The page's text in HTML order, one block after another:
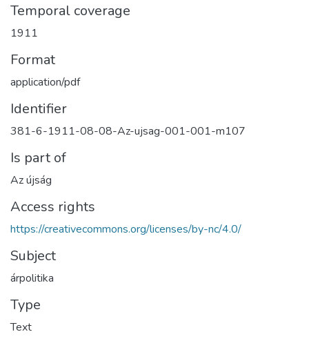
Temporal coverage
1911
Format
application/pdf
Identifier
381-6-1911-08-08-Az-ujsag-001-001-m107
Is part of
Az újság
Access rights
https://creativecommons.org/licenses/by-nc/4.0/
Subject
árpolitika
Type
Text